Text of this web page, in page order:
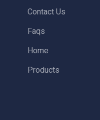
Contact Us
Faqs
Home
Products